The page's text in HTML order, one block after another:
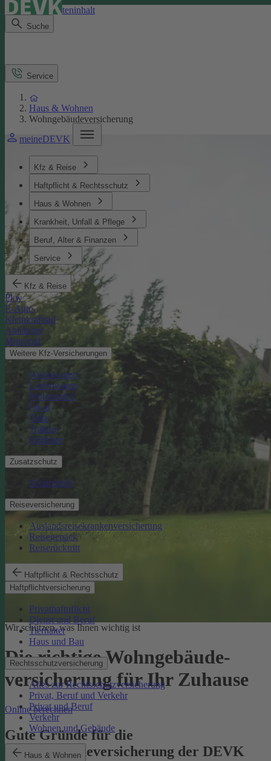
Direkt zum Seiteninhalt
Suche
meineDEVK
Kfz & Reise
Haftpflicht & Rechtsschutz
Haus & Wohnen
Krankheit, Unfall & Pflege
Beruf, Alter & Finanzen
Service
Kfz & Reise
Pkw
E-Auto
Kleinkraftrad
Anhänger
Motorrad
Weitere Kfz-Versicherungen
Wohnwagen
Lieferwagen
Wohnmobil
Quad
Trike
Traktor
Oldtimer
Zusatzschutz
Schutzbrief
Reiseversicherung
Auslandsreisekrankenversicherung
Reisegepäck
Reiserücktritt
Haftpflicht & Rechtsschutz
Haftpflichtversicherung
Privathaftpflicht
Dienst und Beruf
Tierhalter
Haus und Bau
Rechtsschutzversicherung
Alles zur Rechtsschutzversicherung
Privat, Beruf und Verkehr
Privat und Beruf
Verkehr
Wohnen und Gebäude
Haus & Wohnen
Service
Haus & Wohnen
Wohngebäudeversicherung
Wir schützen, was Ihnen wichtig ist
Die richtige Wohngebäude­
versicherung für Ihr Zuhause
Online berechnen
Gute Gründe für die
Wohngebäudeversicherung der DEVK